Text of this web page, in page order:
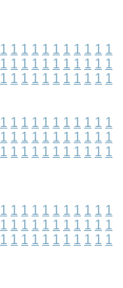
1 1 1 1 1 1 1 1 1 1 1
1 1 1 1 1 1 1 1 1 1 1
1 1 1 1 1 1 1 1 1 1 1
1 1 1 1 1 1 1 1 1 1 1
1 1 1 1 1 1 1 1 1 1 1
1 1 1 1 1 1 1 1 1 1 1
1 1 1 1 1 1 1 1 1 1 1
1 1 1 1 1 1 1 1 1 1 1
1 1 1 1 1 1 1 1 1 1 1